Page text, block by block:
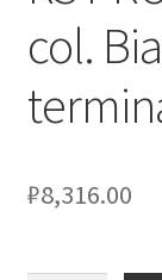
col.
₽8,316.00